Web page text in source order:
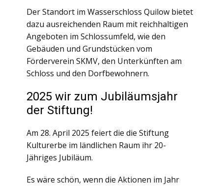
Der Standort im Wasserschloss Quilow bietet
dazu ausreichenden Raum mit reichhaltigen
Angeboten im Schlossumfeld, wie den
Gebäuden und Grundstücken vom
Förderverein SKMV, den Unterkünften am
Schloss und den Dorfbewohnern.
2025 wir zum Jubiläumsjahr
der Stiftung!
Am 28. April 2025 feiert die die Stiftung
Kulturerbe im ländlichen Raum ihr 20-
Jähriges Jubiläum.
Es wäre schön, wenn die Aktionen im Jahr